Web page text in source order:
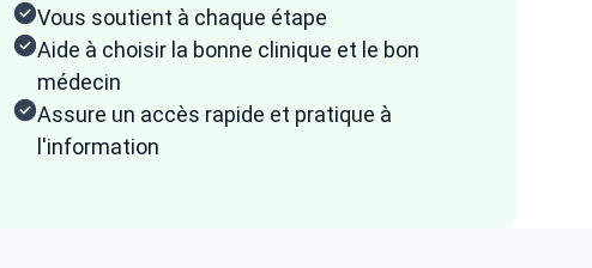
Vous soutient à chaque étape
Aide à choisir la bonne clinique et le bon
médecin
Assure un accès rapide et pratique à
l'information